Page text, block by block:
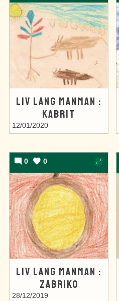
LIV LANG MANMAN :
KABRIT
12/01/2020
0 0
LIV LANG MANMAN :
ZABRIKO
28/12/2019